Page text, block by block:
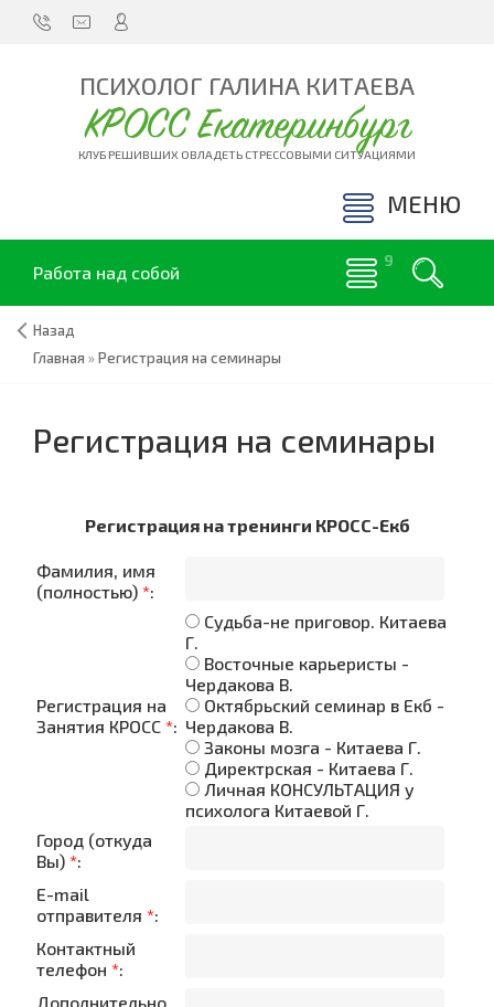
ПСИХОЛОГ ГАЛИНА КИТАЕВА
КРОСС Екатеринбург
КЛУБ РЕШИВШИХ ОВЛАДЕТЬ СТРЕССОВЫМИ СИТУАЦИЯМИ
МЕНЮ
Работа над собой
Назад
Главная »Регистрация на семинары
Регистрация на семинары
Регистрация на тренинги КРОСС-Екб
Фамилия, имя
(полностью) *:
Регистрация на
Занятия КРОСС *:
Судьба-не приговор. Китаева
Г.
Восточные карьеристы -
Чердакова В.
Октябрьский семинар в Екб -
Чердакова В.
Законы мозга - Китаева Г.
Директрская - Китаева Г.
Личная КОНСУЛЬТАЦИЯ у
психолога Китаевой Г.
Город (откуда
Вы) *:
E-mail
отправителя *:
Контактный
телефон *:
Дополнительно